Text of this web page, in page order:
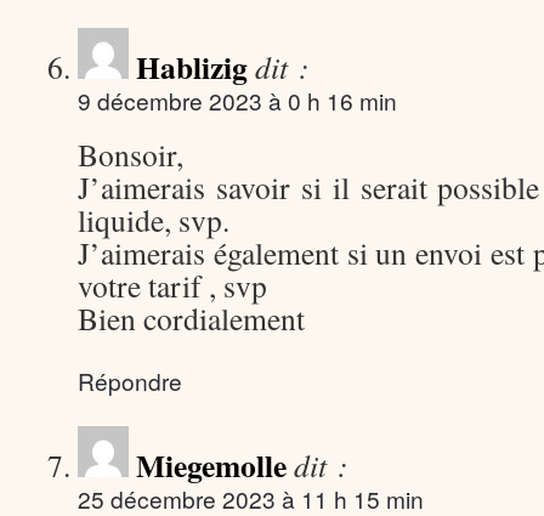
Hablizigdit :
9 décembre 2023 à 0 h 16 min
Bonsoir,
J’aimerais savoir si il serait
liquide, svp.
J’aimerais également si un envoi est
votre tarif , svp
Bien cordialement
Répondre
Miegemolledit :
25 décembre 2023 à 11 h 15 min